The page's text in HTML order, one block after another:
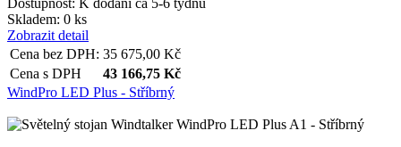
Skladem: 0 ks
Zobrazit detail
Cena bez DPH: 35 675,00 Kč
Cena s DPH
43 166,75 Kč
WindPro LED Plus - Stříbrný